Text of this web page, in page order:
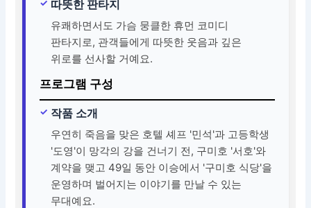
따뜻한 판타지
유쾌하면서도 가슴 뭉클한 휴먼 코미디
판타지로, 관객들에게 따뜻한 웃음과 깊은
위로를 선사할 거예요.
프로그램 구성
작품 소개
우연히 죽음을 맞은 호텔 셰프 '민석'과 고등학생
'도영'이 망각의 강을 건너기 전, 구미호 '서호'와
계약을 맺고 49일 동안 이승에서 '구미호 식당'을
운영하며 벌어지는 이야기를 만날 수 있는
무대예요.